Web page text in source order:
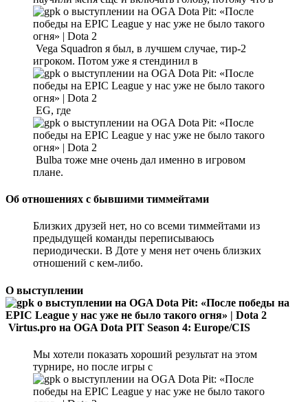
Vega Squadron я был, в лучшем случае, тир-2
игроком. Потом уже я стендинил в
EG, где
Bulba тоже мне очень дал именно в игровом
плане.
Об отношениях с бывшими тиммейтами
Близких друзей нет, но со всеми тиммейтами из
предыдущей команды переписываюсь
периодически. В Доте у меня нет очень близких
отношений с кем-либо.
О выступлении
Virtus.pro на OGA Dota PIT Season 4: Europe/CIS
Мы хотели показать хороший результат на этом
турнире, но после игры с